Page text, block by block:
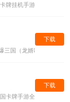
牌挂机手游它来了
三国（龙婿叫你0.1折）
下载
卡牌手游全新0.1折版本
下载